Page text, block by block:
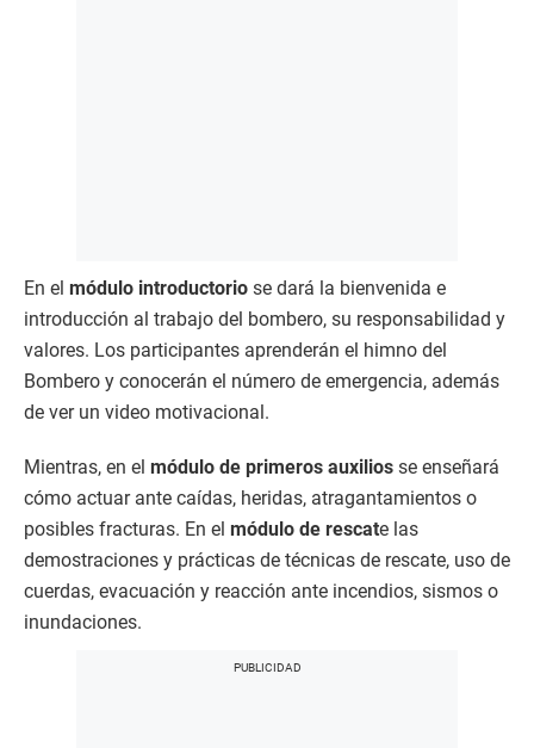
En el módulo introductorio se dará la bienvenida e
introducción al trabajo del bombero, su responsabilidad y
valores. Los participantes aprenderán el himno del
Bombero y conocerán el número de emergencia, además
de ver un video motivacional.
Mientras, en el módulo de primeros auxilios se enseñará
cómo actuar ante caídas, heridas, atragantamientos o
posibles fracturas. En el módulo de rescate las
demostraciones y prácticas de técnicas de rescate, uso de
cuerdas, evacuación y reacción ante incendios, sismos o
inundaciones.